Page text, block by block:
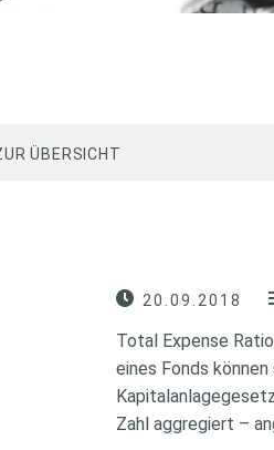
ÜBERSICHT
20.09.2018
Total Expense
eines Fonds
Zahl aggregiert –